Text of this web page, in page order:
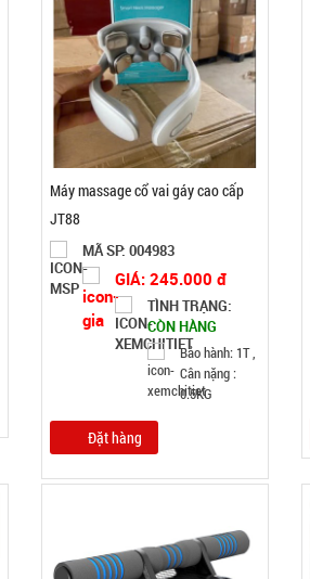
Máy massage cổ vai gáy cao cấp
JT88
MÃ SP: 004983
GIÁ: 245.000 đ
TÌNH TRẠNG:
CÒN HÀNG
Bảo hành: 1T ,
Cân nặng :
0.5KG
Đặt hàng